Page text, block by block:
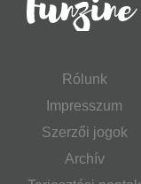
Rólunk
Impresszum
Szerzői jogok
Archív